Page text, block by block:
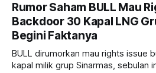
Rumor Saham BULL Mau
Backdoor 30 Kapal LNG
Begini Faktanya
BULL dirumorkan mau rights issue
kapal milik grup Sinarmas, sebulan